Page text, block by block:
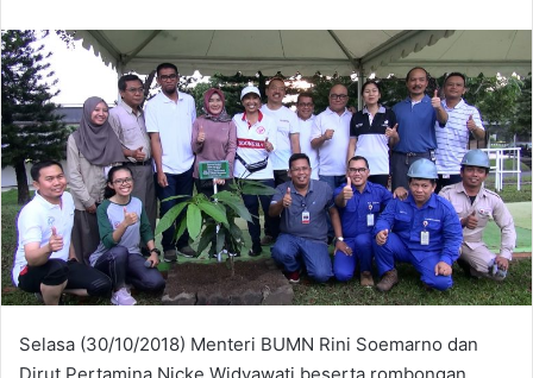
Selasa (30/10/2018) Menteri BUMN Rini Soemarno dan